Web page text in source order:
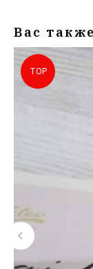
Вас
TOP